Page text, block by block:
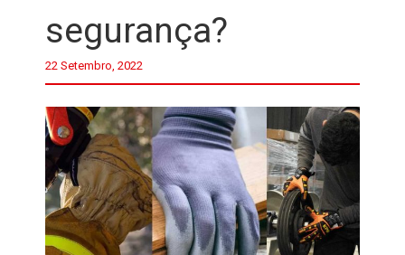
segurança?
22 Setembro, 2022